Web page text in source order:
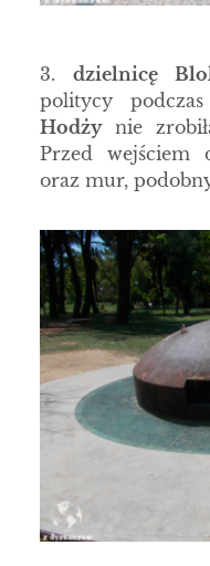
3. dzielnicę
politycy
Hodżynie
Przed wejściem
oraz mur,